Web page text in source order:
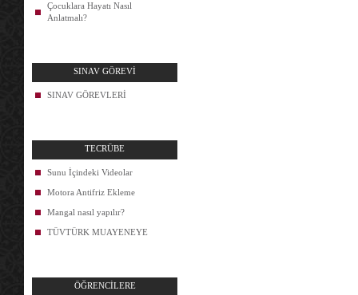
Çocuklara Hayatı Nasıl
Anlatmalı?
SINAV GÖREVİ
SINAV GÖREVLERİ
TECRÜBE
Sunu İçindeki Videolar
Motora Antifriz Ekleme
Mangal nasıl yapılır?
TÜVTÜRK MUAYENEYE
ÖĞRENCİLERE